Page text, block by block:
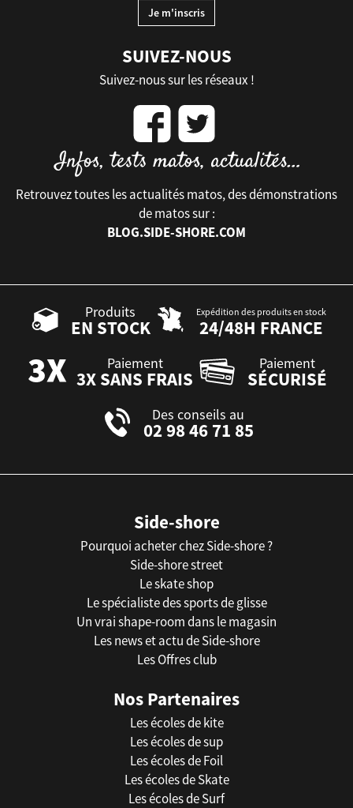
SUIVEZ-NOUS
Suivez-nous sur les réseaux !
Retrouvez toutes les actualités matos, des démonstrations
de matos sur :
BLOG.SIDE-SHORE.COM
Produits
EN STOCK
Expédition des produits en stock
24/48H FRANCE
Paiement
3X SANS FRAIS
Paiement
SÉCURISÉ
Des conseils au
02 98 46 71 85
Side-shore
Pourquoi acheter chez Side-shore ?
Side-shore street
Le skate shop
Le spécialiste des sports de glisse
Un vrai shape-room dans le magasin
Les news et actu de Side-shore
Les Offres club
Nos Partenaires
Les écoles de kite
Les écoles de sup
Les écoles de Foil
Les écoles de Skate
Les écoles de Surf